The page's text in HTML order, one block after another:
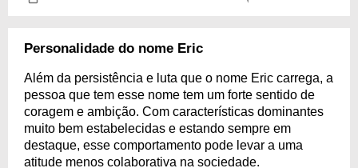
Personalidade do nome Eric
Além da persistência e luta que o nome Eric carrega, a
pessoa que tem esse nome tem um forte sentido de
coragem e ambição. Com características dominantes
muito bem estabelecidas e estando sempre em
destaque, esse comportamento pode levar a uma
atitude menos colaborativa na sociedade.